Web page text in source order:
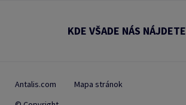
KDE VŠADE NÁS NÁJDETE
Antalis.com
Mapa stránok